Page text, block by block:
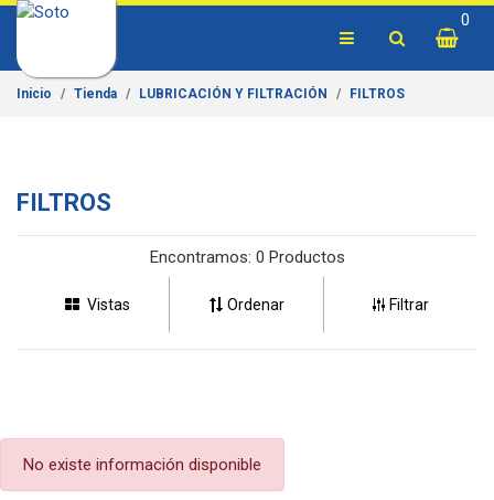
0
Inicio Tienda LUBRICACIÓN Y FILTRACIÓN FILTROS
FILTROS
Encontramos: 0 Productos
Vistas Ordenar Filtrar
No existe información disponible